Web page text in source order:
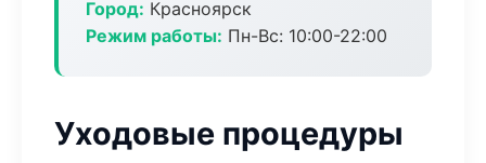
Город: Красноярск
Режим работы: Пн-Вс: 10:00-22:00
Уходовые процедуры